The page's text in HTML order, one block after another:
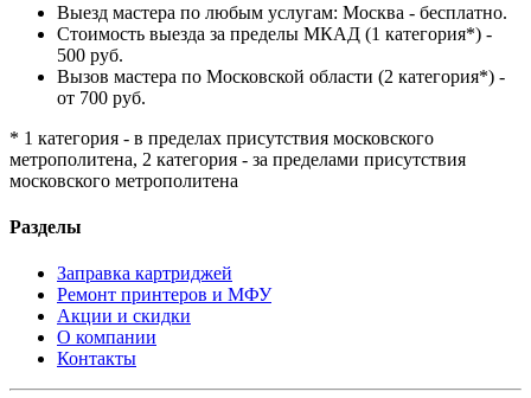
Выезд мастера по любым услугам: Москва - бесплатно.
Стоимость выезда за пределы МКАД (1 категория*) -
500 руб.
Вызов мастера по Московской области (2 категория*) -
от 700 руб.
* 1 категория - в пределах присутствия московского
метрополитена, 2 категория - за пределами присутствия
московского метрополитена
Разделы
Заправка картриджей
Ремонт принтеров и МФУ
Акции и скидки
О компании
Контакты